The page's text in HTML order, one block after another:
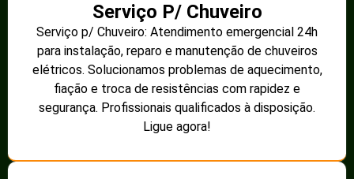
Serviço P/ Chuveiro
Serviço p/ Chuveiro: Atendimento emergencial 24h
para instalação, reparo e manutenção de chuveiros
elétricos. Solucionamos problemas de aquecimento,
fiação e troca de resistências com rapidez e
segurança. Profissionais qualificados à disposição.
Ligue agora!